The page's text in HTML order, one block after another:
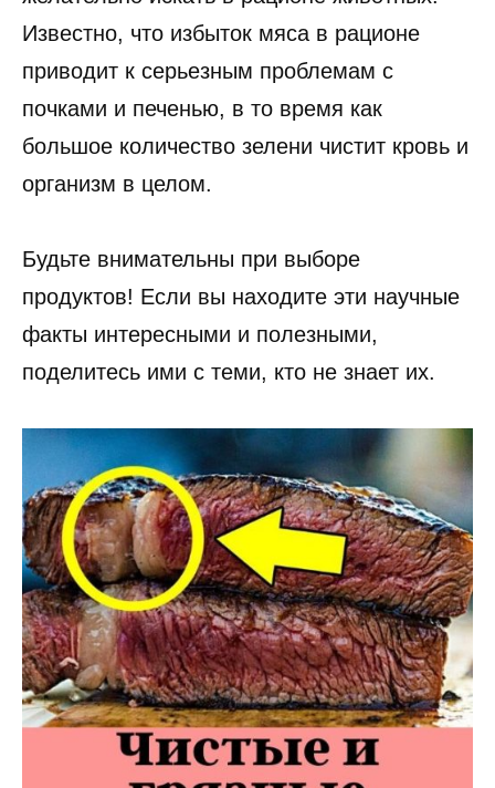
Известно, что избыток мяса в рационе
приводит к серьезным проблемам с
почками и печенью, в то время как
большое количество зелени чистит кровь и
организм в целом.
Будьте внимательны при выборе
продуктов! Если вы находите эти научные
факты интересными и полезными,
поделитесь ими с теми, кто не знает их.